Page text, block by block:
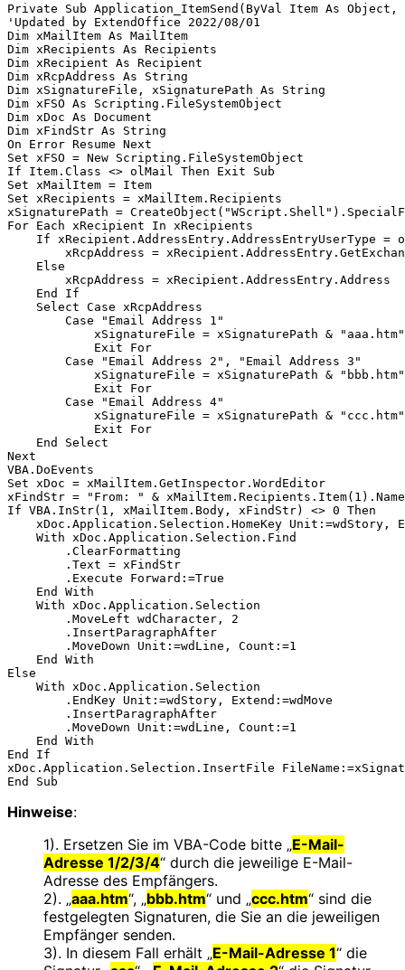
Private Sub Application_ItemSend(ByVal Item As Object,
'Updated by ExtendOffice 2022/08/01
Dim xMailItem As MailItem
Dim xRecipients As Recipients
Dim xRecipient As Recipient
Dim xRcpAddress As String
Dim xSignatureFile, xSignaturePath As String
Dim xFSO As Scripting.FileSystemObject
Dim xDoc As Document
Dim xFindStr As String
On Error Resume Next
Set xFSO = New Scripting.FileSystemObject
If Item.Class <> olMail Then Exit Sub
Set xMailItem = Item
Set xRecipients = xMailItem.Recipients
xSignaturePath =
For Each xRecipient In xRecipients
If xRecipient.AddressEntry.AddressEntryUserType =
xRcpAddress =
    Else
        xRcpAddress = xRecipient.AddressEntry.Address
    End If
    Select Case xRcpAddress
        Case "Email Address 1"
            xSignatureFile = xSignaturePath & "aaa.htm"
            Exit For
        Case "Email Address 2", "Email Address 3"
            xSignatureFile = xSignaturePath & "bbb.htm"
            Exit For
        Case "Email Address 4"
            xSignatureFile = xSignaturePath & "ccc.htm"
            Exit For
    End Select
Next
VBA.DoEvents
Set xDoc = xMailItem.GetInspector.WordEditor
xFindStr = "From: " &
If VBA.InStr(1, xMailItem.Body, xFindStr) <> 0 Then
xDoc.Application.Selection.HomeKey Unit:=wdStory,
    With xDoc.Application.Selection.Find
        .ClearFormatting
        .Text = xFindStr
        .Execute Forward:=True
    End With
    With xDoc.Application.Selection
        .MoveLeft wdCharacter, 2
        .InsertParagraphAfter
        .MoveDown Unit:=wdLine, Count:=1
    End With
Else
    With xDoc.Application.Selection
        .EndKey Unit:=wdStory, Extend:=wdMove
        .InsertParagraphAfter
        .MoveDown Unit:=wdLine, Count:=1
    End With
End If
xDoc.Application.Selection.InsertFile
Hinweise:
1). Ersetzen Sie im VBA-Code bitte „E-Mail-
Adresse 1/2/3/4“ durch die jeweilige E-Mail-
Adresse des Empfängers.
2). „aaa.htm“, „bbb.htm“ und „ccc.htm“ sind die
festgelegten Signaturen, die Sie an die jeweiligen
Empfänger senden.
3). In diesem Fall erhält „E-Mail-Adresse 1“ die